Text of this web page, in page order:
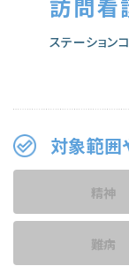
訪問看
ステーション
対象範囲
精神
難病